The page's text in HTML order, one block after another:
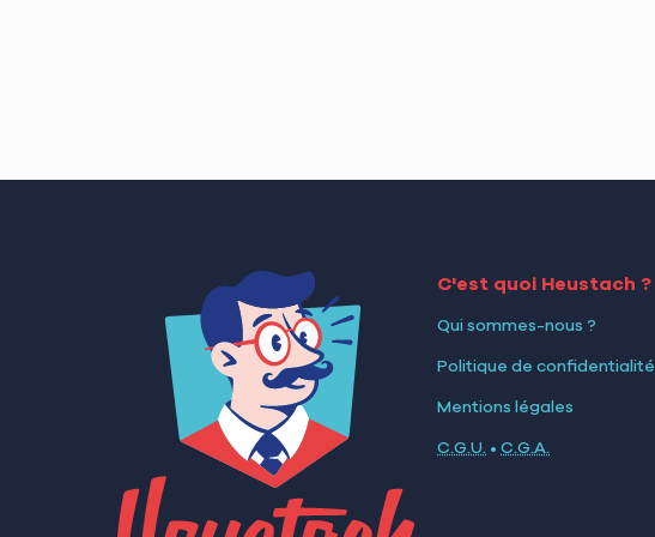
C'est quoi Heustach ?
Qui sommes-nous ?
Politique de confidentialité
Mentions légales
C.G.U. •C.G.A.